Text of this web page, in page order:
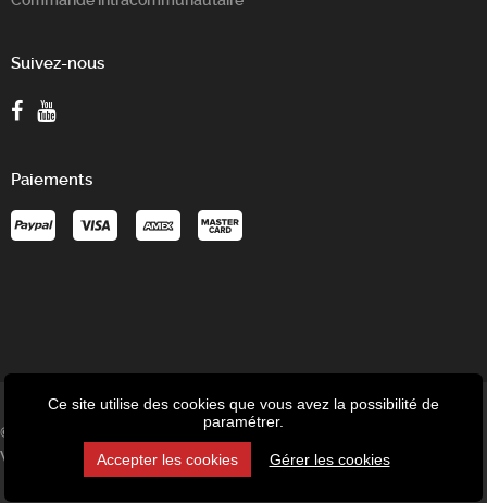
Suivez-nous
Paiements
© P-Tronic - Speed-up SRL - Avenue des Tilleuls 8/1C - 4802
Verviers - Belgique - TVA : BE 0477.924.839
Ce site utilise des cookies que vous avez la possibilité de
paramétrer.
Accepter les cookies Gérer les cookies